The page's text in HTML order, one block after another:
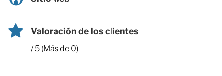
Valoración de los clientes
/ 5 (Más de 0)